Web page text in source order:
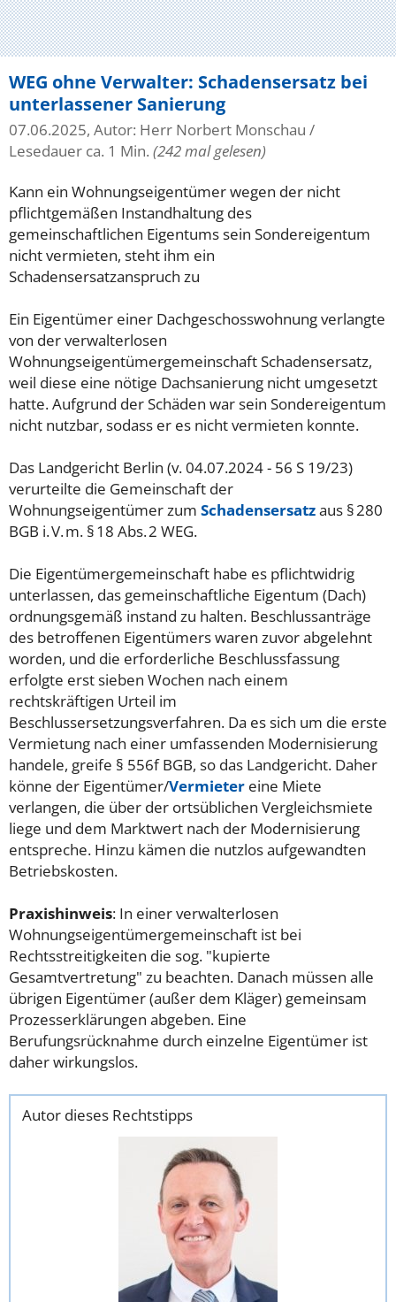
WEG ohne Verwalter: Schadensersatz bei
unterlassener Sanierung
07.06.2025, Autor: Herr Norbert Monschau /
Lesedauer ca. 1 Min. (242 mal gelesen)
Kann ein Wohnungseigentümer wegen der nicht
pflichtgemäßen Instandhaltung des
gemeinschaftlichen Eigentums sein Sondereigentum
nicht vermieten, steht ihm ein
Schadensersatzanspruch zu
Ein Eigentümer einer Dachgeschosswohnung verlangte
von der verwalterlosen
Wohnungseigentümergemeinschaft Schadensersatz,
weil diese eine nötige Dachsanierung nicht umgesetzt
hatte. Aufgrund der Schäden war sein Sondereigentum
nicht nutzbar, sodass er es nicht vermieten konnte.
Das Landgericht Berlin (v. 04.07.2024 - 56 S 19/23)
verurteilte die Gemeinschaft der
Wohnungseigentümer zum Schadensersatzaus § 280
BGB i. V. m. § 18 Abs. 2 WEG.
Die Eigentümergemeinschaft habe es pflichtwidrig
unterlassen, das gemeinschaftliche Eigentum (Dach)
ordnungsgemäß instand zu halten. Beschlussanträge
des betroffenen Eigentümers waren zuvor abgelehnt
worden, und die erforderliche Beschlussfassung
erfolgte erst sieben Wochen nach einem
rechtskräftigen Urteil im
Beschlussersetzungsverfahren. Da es sich um die erste
Vermietung nach einer umfassenden Modernisierung
handele, greife § 556f BGB, so das Landgericht. Daher
könne der Eigentümer/Vermieter eine Miete
verlangen, die über der ortsüblichen Vergleichsmiete
liege und dem Marktwert nach der Modernisierung
entspreche. Hinzu kämen die nutzlos aufgewandten
Betriebskosten.
Praxishinweis: In einer verwalterlosen
Wohnungseigentümergemeinschaft ist bei
Rechtsstreitigkeiten die sog. "kupierte
Gesamtvertretung" zu beachten. Danach müssen alle
übrigen Eigentümer (außer dem Kläger) gemeinsam
Prozesserklärungen abgeben. Eine
Berufungsrücknahme durch einzelne Eigentümer ist
daher wirkungslos.
Autor dieses Rechtstipps